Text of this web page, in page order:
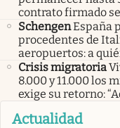
contrato firmado
SchengenEspaña
procedentes de
aeropuertos: a
Crisis migratoria
8.000 y 11.000 los
exige su retorno:
Actualidad